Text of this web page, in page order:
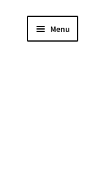
Menu